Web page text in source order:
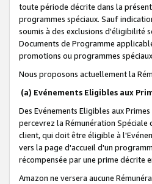
toute période décrite dans la
programmes spéciaux. Sauf
soumis à des exclusions d'éligibilité
Documents de Programme
promotions ou programmes
Nous proposons actuellement la
(a) Evénements Eligibles aux
Des Evénements Eligibles aux
percevrez la Rémunération
client, qui doit être éligible à
vers la page d'accueil d'un
récompensée par une prime décrite
Amazon ne versera aucune